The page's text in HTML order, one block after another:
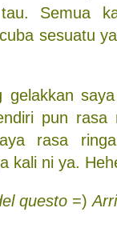
Semua
sesuatu
pun rasa
rasa
kali ni ya.
questo =)